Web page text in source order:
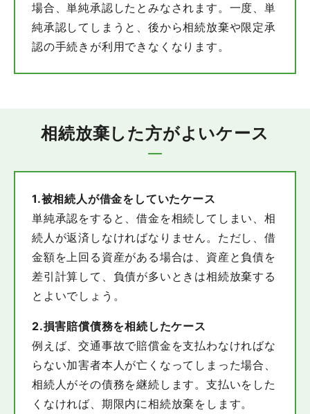
場合、単純承認したとみなされます。一度、単
純承認してしまうと、後から相続放棄や限定承
認の手続きが利用できなくなります。
相続放棄した方がよいケース
1.被相続人が借金をしていたケース
単純承認をすると、借金を相続してしまい、相
続人が返済しなければなりません。ただし、借
金額を上回る資産がある場合は、資産と負債を
差引計算して、負債が多いときは相続放棄する
とよいでしょう。
2.損害賠償債務を相続したケース
例えば、交通事故で賠償金を支払わなければな
らない加害者本人が亡くなってしまった場合、
相続人がその債務を継続します。支払いをした
くなければ、期限内に相続放棄をします。